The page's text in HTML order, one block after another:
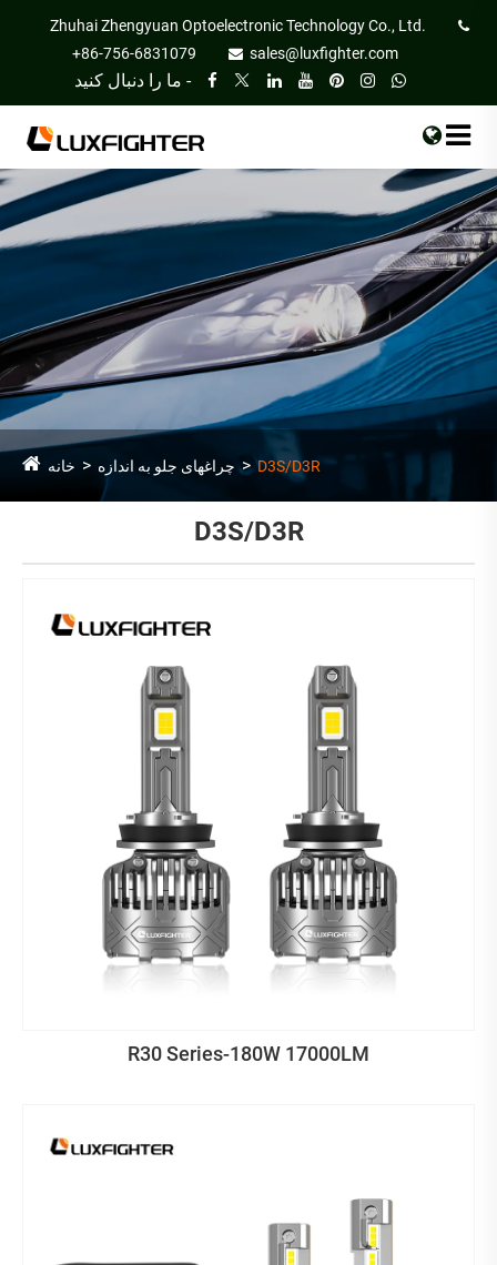
Zhuhai Zhengyuan Optoelectronic Technology Co., Ltd.
+86-756-6831079
sales@luxfighter.com
ما را دنبال کنید -
خانه چراغهای جلو به اندازه D3S/D3R
D3S/D3R
R30 Series-180W 17000LM